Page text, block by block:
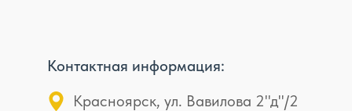
Контактная информация:
Красноярск, ул. Вавилова 2"д"/2